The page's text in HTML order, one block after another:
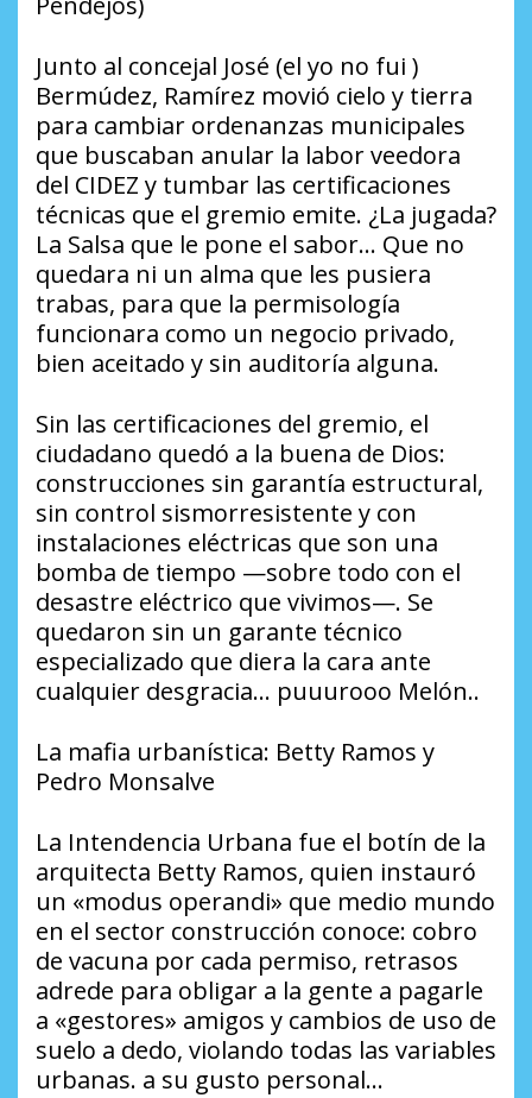
​Junto al concejal José (el yo no fui )
Bermúdez, Ramírez movió cielo y tierra
para cambiar ordenanzas municipales
que buscaban anular la labor veedora
del CIDEZ y tumbar las certificaciones
técnicas que el gremio emite. ¿La jugada?
La Salsa que le pone el sabor… Que no
quedara ni un alma que les pusiera
trabas, para que la permisología
funcionara como un negocio privado,
bien aceitado y sin auditoría alguna.
​Sin las certificaciones del gremio, el
ciudadano quedó a la buena de Dios:
construcciones sin garantía estructural,
sin control sismorresistente y con
instalaciones eléctricas que son una
bomba de tiempo —sobre todo con el
desastre eléctrico que vivimos—. Se
quedaron sin un garante técnico
especializado que diera la cara ante
cualquier desgracia… puuurooo Melón..
La mafia urbanística: Betty Ramos y
Pedro Monsalve
​La Intendencia Urbana fue el botín de la
arquitecta Betty Ramos, quien instauró
un «modus operandi» que medio mundo
en el sector construcción conoce: cobro
de vacuna por cada permiso, retrasos
adrede para obligar a la gente a pagarle
a «gestores» amigos y cambios de uso de
suelo a dedo, violando todas las variables
urbanas. a su gusto personal…